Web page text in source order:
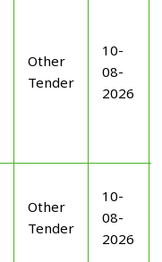
Other
Tender
10-
08-
2026
Other
Tender
10-
08-
2026